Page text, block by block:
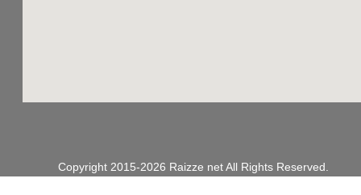
Copyright 2015-2026 Raizze netAll Rights Reserved.